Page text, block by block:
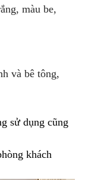
màu be,
và bê tông,
sử dụng cũng
khách